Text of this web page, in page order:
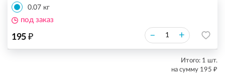
0.07 кг
195 ₽ – +
под заказ
Итого: 1 шт.
на сумму 195 ₽